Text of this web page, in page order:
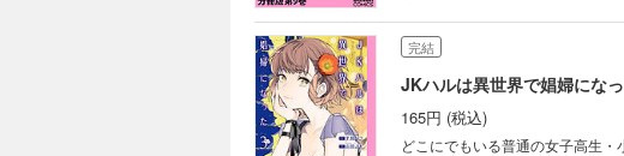
界転生小説がついにコミカライズ
完結
JKハルは異世界で娼婦にな
165円 (税込)
どこにでもいる普通の女子高生・